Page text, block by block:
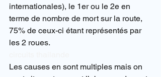
internationales), le 1er ou le 2e en
terme de nombre de mort sur la route,
75% de ceux-ci étant représentés par
les 2 roues.
Les causes en sont multiples mais on